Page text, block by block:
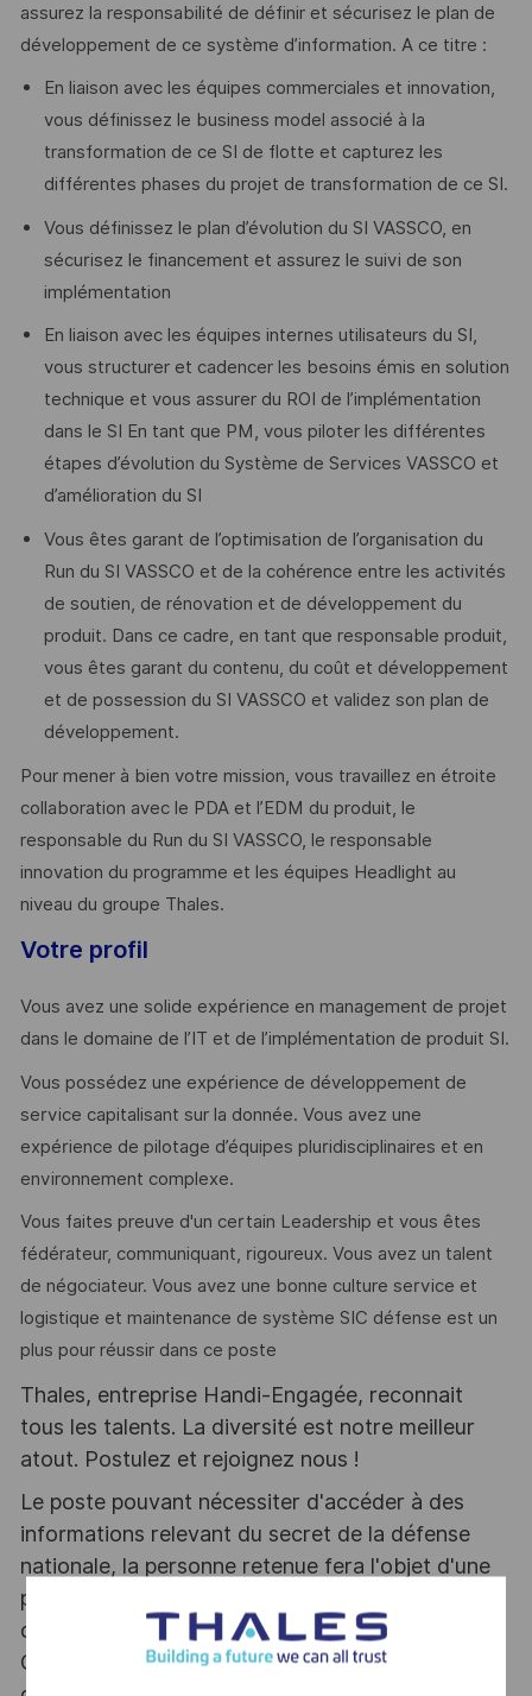
assurez la responsabilité de définir et sécurisez le plan de
développement de ce système d’information. A ce titre :
En liaison avec les équipes commerciales et innovation,
vous définissez le business model associé à la
transformation de ce SI de flotte et capturez les
différentes phases du projet de transformation de ce SI.
Vous définissez le plan d’évolution du SI VASSCO, en
sécurisez le financement et assurez le suivi de son
implémentation
En liaison avec les équipes internes utilisateurs du SI,
vous structurer et cadencer les besoins émis en solution
technique et vous assurer du ROI de l’implémentation
dans le SI En tant que PM, vous piloter les différentes
étapes d’évolution du Système de Services VASSCO et
d’amélioration du SI
Vous êtes garant de l’optimisation de l’organisation du
Run du SI VASSCO et de la cohérence entre les activités
de soutien, de rénovation et de développement du
produit. Dans ce cadre, en tant que responsable produit,
vous êtes garant du contenu, du coût et développement
et de possession du SI VASSCO et validez son plan de
développement.
Pour mener à bien votre mission, vous travaillez en étroite
collaboration avec le PDA et l’EDM du produit, le
responsable du Run du SI VASSCO, le responsable
innovation du programme et les équipes Headlight au
niveau du groupe Thales.
Votre profil
Vous avez une solide expérience en management de projet
dans le domaine de l’IT et de l’implémentation de produit SI.
Vous possédez une expérience de développement de
service capitalisant sur la donnée. Vous avez une
expérience de pilotage d’équipes pluridisciplinaires et en
environnement complexe.
Vous faites preuve d'un certain Leadership et vous êtes
fédérateur, communiquant, rigoureux. Vous avez un talent
de négociateur. Vous avez une bonne culture service et
logistique et maintenance de système SIC défense est un
plus pour réussir dans ce poste
Thales, entreprise Handi-Engagée, reconnait
tous les talents. La diversité est notre meilleur
atout. Postulez et rejoignez nous !
Le poste pouvant nécessiter d'accéder à des
informations relevant du secret de la défense
nationale, la personne retenue fera l'objet d'une
procédure d’habilitation, conformément aux
dispositions des articles R.2311-1 et suivants du
Code de la défense et de l’IGI 1300 SGDSN/PSE